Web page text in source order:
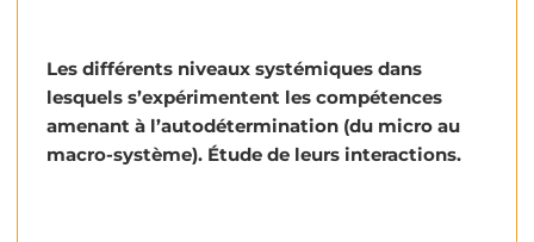
Les différents niveaux systémiques dans
lesquels s’expérimentent les compétences
amenant à l’autodétermination (du micro au
macro-système). Étude de leurs interactions.